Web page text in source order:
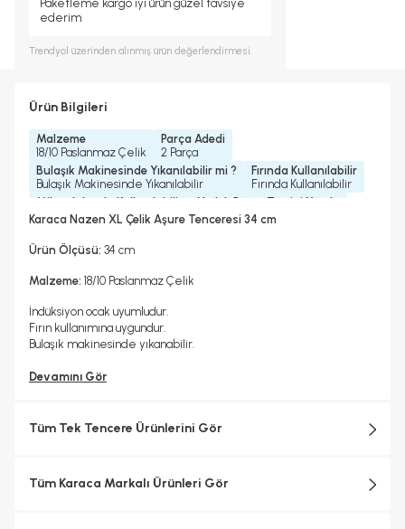
Paketleme kargo iyi ürün güzel tavsiye
ederim
Trendyol üzerinden alınmış ürün değerlendirmesi.
Ürün Bilgileri
Malzeme
18/10 Paslanmaz Çelik
Parça Adedi
2 Parça
Bulaşık Makinesinde Yıkanılabilir mi ?
Bulaşık Makinesinde Yıkanılabilir
Fırında Kullanılabilir
Fırında Kullanılabilir
Mikrodalgada Kullanılabilir
Hayır
Yedek Parça Temini Yapılır
Evet
2 Yıl
Karaca Nazen XL Çelik Aşure Tenceresi 34 cm
Ürün Ölçüsü: 34 cm
Malzeme: 18/10 Paslanmaz Çelik
İndüksiyon ocak uyumludur.
Fırın kullanımına uygundur.
Bulaşık makinesinde yıkanabilir.
Devamını Gör
Tüm Tek Tencere Ürünlerini Gör
Tüm Karaca Markalı Ürünleri Gör